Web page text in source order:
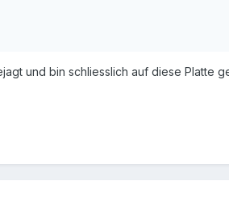
und bin schliesslich auf diese Platte